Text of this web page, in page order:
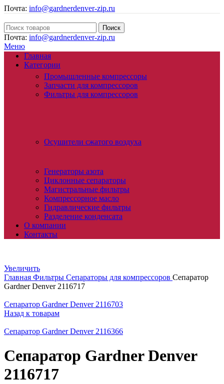
Почта: info@gardnerdenver-zip.ru
Поиск
Почта: info@gardnerdenver-zip.ru
Меню
Главная
Категории
Промышленные компрессоры
Запчасти для компрессоров
Фильтры для компрессоров
Осушители сжатого воздуха
Генераторы азота
Циклонные сепараторы
Магистральные фильтры
Компрессорное масло
Гидравлические фильтры
Разделение конденсата
О компании
Контакты
Увеличить
Главная Фильтры Сепараторы для компрессоров Сепаратор
Gardner Denver 2116717
Сепаратор Gardner Denver 2116703
Назад к товарам
Сепаратор Gardner Denver 2116366
Сепаратор Gardner Denver
2116717